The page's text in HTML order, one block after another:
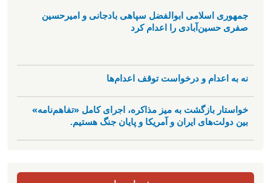
جمهوری اسلامی ابوالفضل سپاهی بادجانی و امیرحسین
صفری حسین‌آبادی را اعدام کرد
نه به اعدام و درخواست توقف اعدام‌ها
خواستار بازگشت به میز مذاکره، اجرای کامل «تفاهم‌نامه»
بین دولت‌های ایران و آمریکا و پایان جنگ هستیم.